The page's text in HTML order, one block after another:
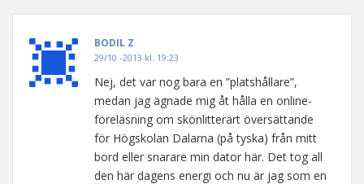
BODIL Z
29/10 -2013 kl. 19:23
Nej, det var nog bara en ”platshållare”,
medan jag ägnade mig åt hålla en online-
föreläsning om skönlitterärt översättande
för Högskolan Dalarna (på tyska) från mitt
bord eller snarare min dator här. Det tog all
den här dagens energi och nu är jag som en